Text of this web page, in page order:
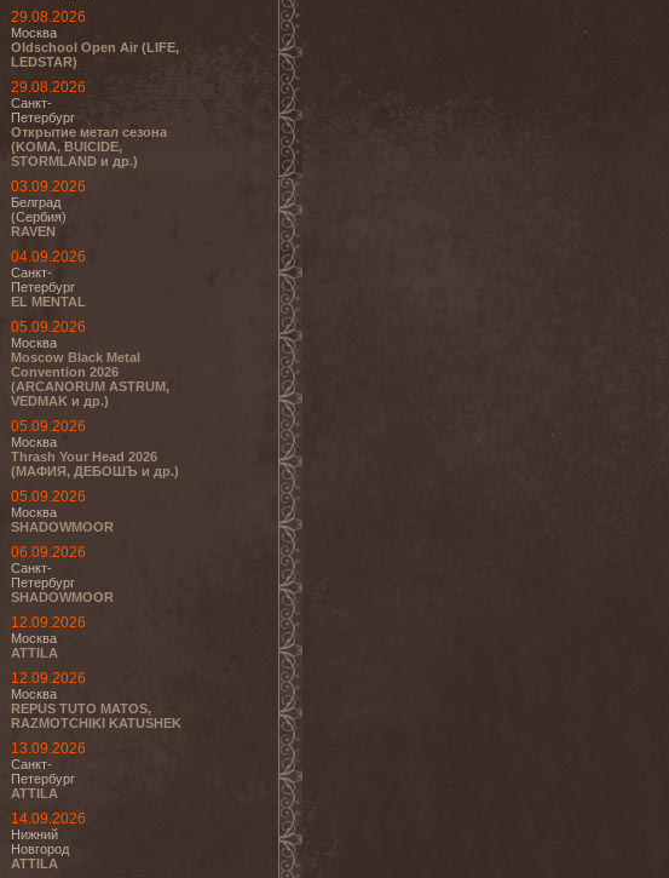
29.08.2026
Москва
Oldschool Open Air (LIFE,
LEDSTAR)
29.08.2026
Санкт-
Петербург
Открытие метал сезона
(KOMA, BUICIDE,
STORMLAND и др.)
03.09.2026
Белград
(Сербия)
RAVEN
04.09.2026
Санкт-
Петербург
EL MENTAL
05.09.2026
Москва
Moscow Black Metal
Convention 2026
(ARCANORUM ASTRUM,
VEDMAK и др.)
05.09.2026
Москва
Thrash Your Head 2026
(МАФИЯ, ДЕБОШЪ и др.)
05.09.2026
Москва
SHADOWMOOR
06.09.2026
Санкт-
Петербург
SHADOWMOOR
12.09.2026
Москва
ATTILA
12.09.2026
Москва
REPUS TUTO MATOS,
RAZMOTCHIKI KATUSHEK
13.09.2026
Санкт-
Петербург
ATTILA
14.09.2026
Нижний
Новгород
ATTILA